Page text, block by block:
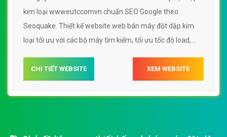
kim loại wwweutccomvn chuẩn SEO Google theo
Seoquake. Thiết kế website web bán máy đột dập kim
loại tối ưu với các bộ máy tìm kiếm, tối ưu tốc độ load,
lướt website web bán máy đột dập kim loại
wwweutccomvn
CHI TIẾT WEBSITE XEM WEBSITE